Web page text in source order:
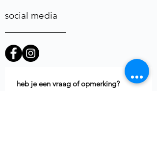
social media
heb je een vraag of opmerking?